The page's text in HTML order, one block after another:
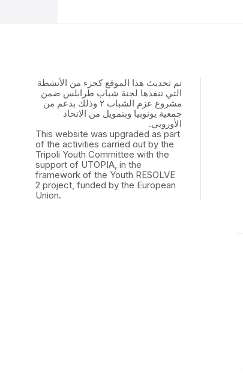
تم تحديث هذا الموقع كجزء من الأنشطة
التي تنفذها لجنة شباب طرابلس ضمن
مشروع عزم الشباب ٢ وذلك بدعم من
جمعية يوتوبيا وبتمويل من الاتحاد
الأوروبي.
This website was upgraded as part
of the activities carried out by the
Tripoli Youth Committee with the
support of UTOPIA, in the
framework of the Youth RESOLVE
2 project, funded by the European
Union.